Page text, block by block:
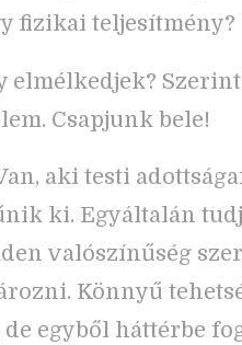
fizikai teljesítmény?
elmélkedjek?
Csapjunk bele!
aki testi
ki. Egyáltalán
valószínűség
Könnyű
egyből háttérbe